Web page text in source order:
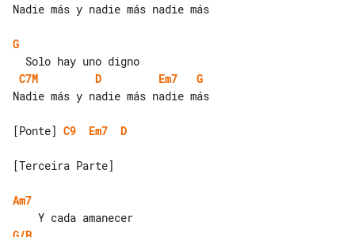
Nadie más y nadie más nadie más
G
C7M
D Em7
G
Nadie más y nadie más nadie más
[Ponte] C9 Em7 D
[Terceira Parte]
Am7